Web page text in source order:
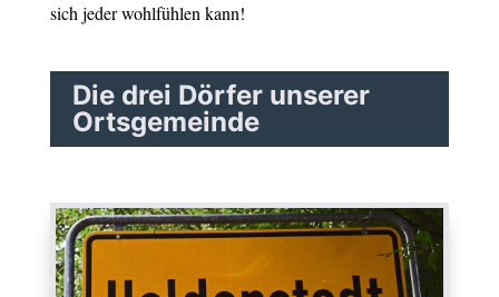
sich jeder wohlfühlen kann!
Die drei Dörfer unserer
Ortsgemeinde